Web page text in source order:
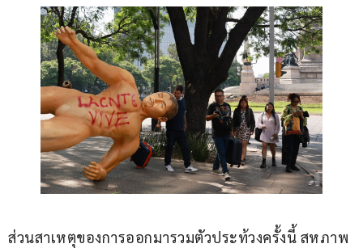
ส่วนสาเหตุของการออกมารวมตัวประท้วงครั้งนี้ สหภาพ